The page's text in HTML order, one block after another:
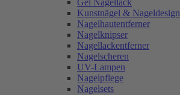
Gel Nagellack
Kunstnägel & Nageldesign
Nagelhautentferner
Nagelknipser
Nagellackentferner
Nagelscheren
UV-Lampen
Nagelpflege
Nagelsets